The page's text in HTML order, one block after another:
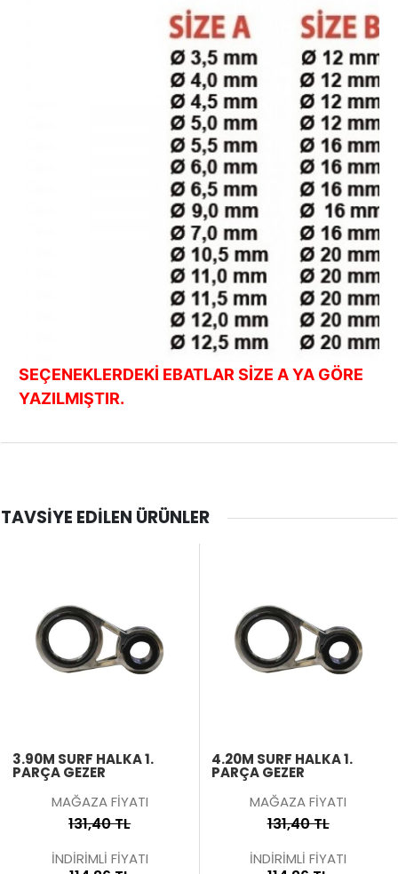
SEÇENEKLERDEKİ EBATLAR SİZE A YA GÖRE
YAZILMIŞTIR.
TAVSIYE EDILEN ÜRÜNLER
3.90M SURF HALKA 1.
PARÇA GEZER
MAĞAZA FİYATI
131,40 TL
İNDİRİMLİ FİYATI
4.20M SURF HALKA 1.
PARÇA GEZER
MAĞAZA FİYATI
131,40 TL
İNDİRİMLİ FİYATI